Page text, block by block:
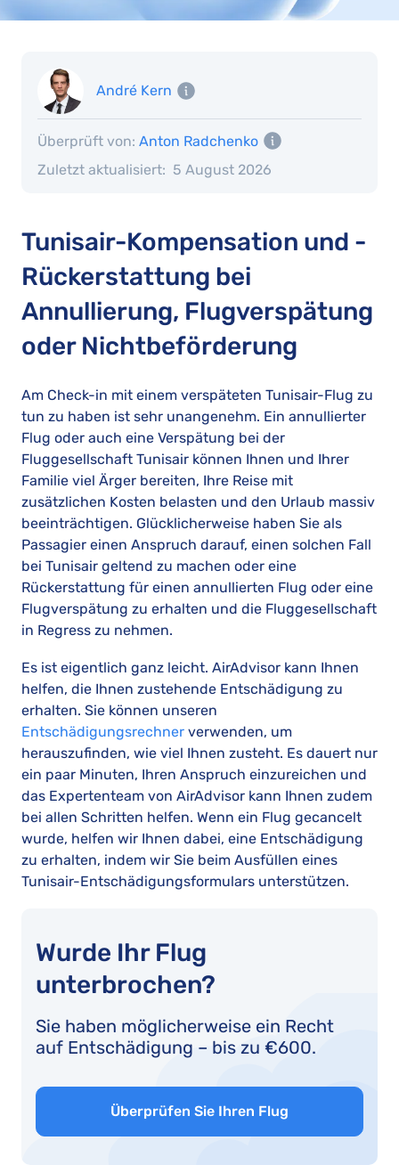
André Kern
Zuletzt aktualisiert: 5 August 2026
Überprüft von: Anton Radchenko
Tunisair-Kompensation und -
Rückerstattung bei
Annullierung, Flugverspätung
oder Nichtbeförderung
Am Check-in mit einem verspäteten Tunisair-Flug zu
tun zu haben ist sehr unangenehm. Ein annullierter
Flug oder auch eine Verspätung bei der
Fluggesellschaft Tunisair können Ihnen und Ihrer
Familie viel Ärger bereiten, Ihre Reise mit
zusätzlichen Kosten belasten und den Urlaub massiv
beeinträchtigen. Glücklicherweise haben Sie als
Passagier einen Anspruch darauf, einen solchen Fall
bei Tunisair geltend zu machen oder eine
Rückerstattung für einen annullierten Flug oder eine
Flugverspätung zu erhalten und die Fluggesellschaft
in Regress zu nehmen.
Es ist eigentlich ganz leicht. AirAdvisor kann Ihnen
helfen, die Ihnen zustehende Entschädigung zu
erhalten. Sie können unseren
Entschädigungsrechner verwenden, um
herauszufinden, wie viel Ihnen zusteht. Es dauert nur
ein paar Minuten, Ihren Anspruch einzureichen und
das Expertenteam von AirAdvisor kann Ihnen zudem
bei allen Schritten helfen. Wenn ein Flug gecancelt
wurde, helfen wir Ihnen dabei, eine Entschädigung
zu erhalten, indem wir Sie beim Ausfüllen eines
Tunisair-Entschädigungsformulars unterstützen.
Wurde Ihr Flug
unterbrochen?
Sie haben möglicherweise ein Recht
auf Entschädigung – bis zu €600.
Überprüfen Sie Ihren Flug